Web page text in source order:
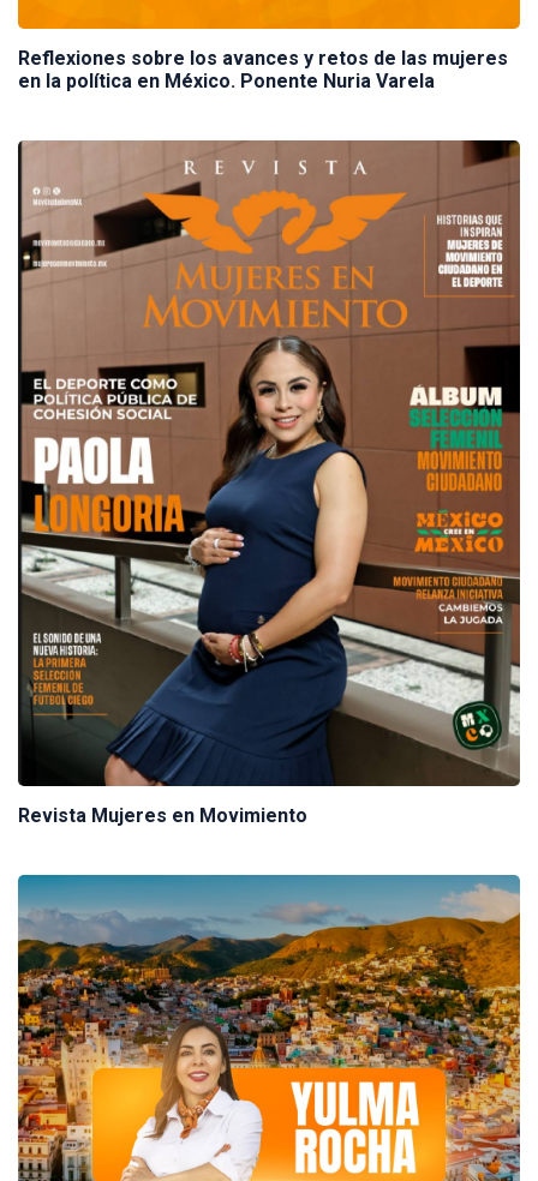
Reflexiones sobre los avances y retos de las mujeres
en la política en México. Ponente Nuria Varela
Revista Mujeres en Movimiento